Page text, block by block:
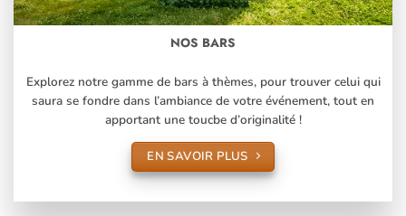
NOS BARS
Explorez notre gamme de bars à thèmes, pour trouver celui qui
saura se fondre dans l’ambiance de votre événement, tout en
apportant une toucbe d’originalité !
EN SAVOIR PLUS